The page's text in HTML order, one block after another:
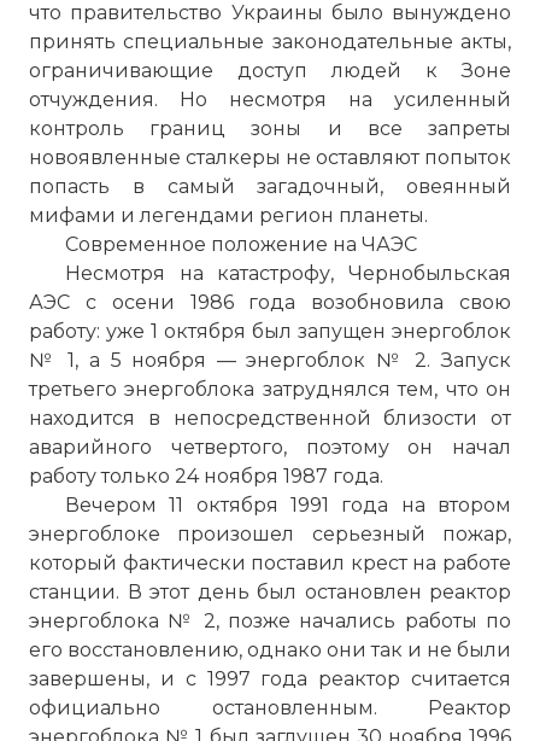
что правительство Украины было вынуждено
принять специальные законодательные акты,
ограничивающие доступ людей к Зоне
отчуждения. Но несмотря на усиленный
контроль границ зоны и все запреты
новоявленные сталкеры не оставляют попыток
попасть в самый загадочный, овеянный
мифами и легендами регион планеты.
Современное положение на ЧАЭС
Несмотря на катастрофу, Чернобыльская
АЭС с осени 1986 года возобновила свою
работу: уже 1 октября был запущен энергоблок
№ 1, а 5 ноября — энергоблок № 2. Запуск
третьего энергоблока затруднялся тем, что он
находится в непосредственной близости от
аварийного четвертого, поэтому он начал
работу только 24 ноября 1987 года.
Вечером 11 октября 1991 года на втором
энергоблоке произошел серьезный пожар,
который фактически поставил крест на работе
станции. В этот день был остановлен реактор
энергоблока № 2, позже начались работы по
его восстановлению, однако они так и не были
завершены, и с 1997 года реактор считается
официально остановленным. Реактор